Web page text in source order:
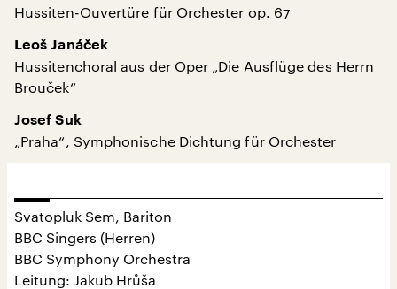
Hussiten-Ouvertüre für Orchester op. 67
Leoš Janáček
Hussitenchoral aus der Oper „Die Ausflüge des Herrn
Brouček“
Josef Suk
„Praha“, Symphonische Dichtung für Orchester
Svatopluk Sem, Bariton
BBC Singers (Herren)
BBC Symphony Orchestra
Leitung: Jakub Hrůša